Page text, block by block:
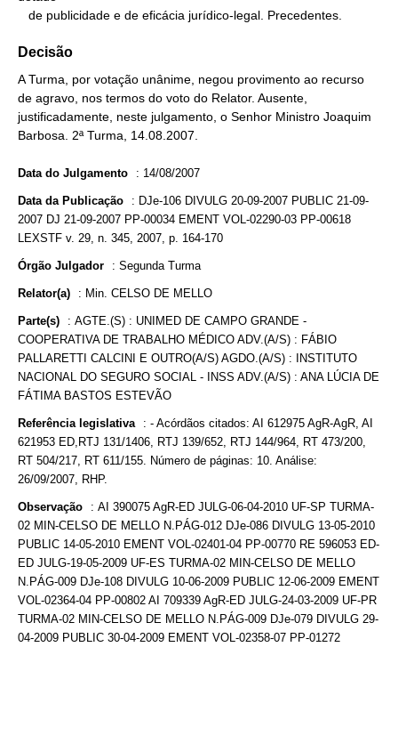
   de publicidade e de eficácia jurídico-legal. Precedentes.
Decisão
A Turma, por votação unânime, negou provimento ao recurso
de agravo, nos termos do voto do Relator. Ausente,
justificadamente, neste julgamento, o Senhor Ministro Joaquim
Barbosa. 2ª Turma, 14.08.2007.
Data do Julgamento : 14/08/2007
Data da Publicação : DJe-106 DIVULG 20-09-2007 PUBLIC 21-09-
2007 DJ 21-09-2007 PP-00034 EMENT VOL-02290-03 PP-00618
LEXSTF v. 29, n. 345, 2007, p. 164-170
Órgão Julgador : Segunda Turma
Relator(a) : Min. CELSO DE MELLO
Parte(s) : AGTE.(S) : UNIMED DE CAMPO GRANDE -
COOPERATIVA DE TRABALHO MÉDICO ADV.(A/S) : FÁBIO
PALLARETTI CALCINI E OUTRO(A/S) AGDO.(A/S) : INSTITUTO
NACIONAL DO SEGURO SOCIAL - INSS ADV.(A/S) : ANA LÚCIA DE
FÁTIMA BASTOS ESTEVÃO
Referência legislativa : - Acórdãos citados: AI 612975 AgR-AgR, AI
621953 ED,RTJ 131/1406, RTJ 139/652, RTJ 144/964, RT 473/200,
RT 504/217, RT 611/155. Número de páginas: 10. Análise:
26/09/2007, RHP.
Observação : AI 390075 AgR-ED JULG-06-04-2010 UF-SP TURMA-
02 MIN-CELSO DE MELLO N.PÁG-012 DJe-086 DIVULG 13-05-2010
PUBLIC 14-05-2010 EMENT VOL-02401-04 PP-00770 RE 596053 ED-
ED JULG-19-05-2009 UF-ES TURMA-02 MIN-CELSO DE MELLO
N.PÁG-009 DJe-108 DIVULG 10-06-2009 PUBLIC 12-06-2009 EMENT
VOL-02364-04 PP-00802 AI 709339 AgR-ED JULG-24-03-2009 UF-PR
TURMA-02 MIN-CELSO DE MELLO N.PÁG-009 DJe-079 DIVULG 29-
04-2009 PUBLIC 30-04-2009 EMENT VOL-02358-07 PP-01272